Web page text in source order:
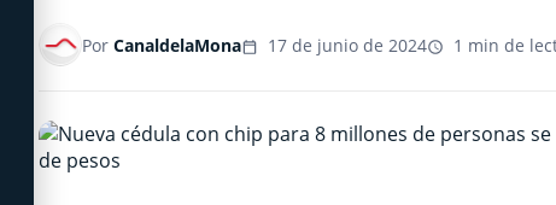
Por CanaldelaMona 17 de junio de 2024 1 min de